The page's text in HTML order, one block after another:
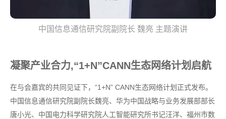
中国信息通信研究院副院长 魏亮 主题演讲
凝聚产业合力,“1+N”CANN生态网络计划启航
在与会嘉宾的共同见证下，“1+N” CANN生态网络计划正式发布。
中国信息通信研究院副院长魏亮、华为中国战略与业务发展部部长
唐小光、中国电力科学研究院人工智能研究所书记汪洋、福州市数